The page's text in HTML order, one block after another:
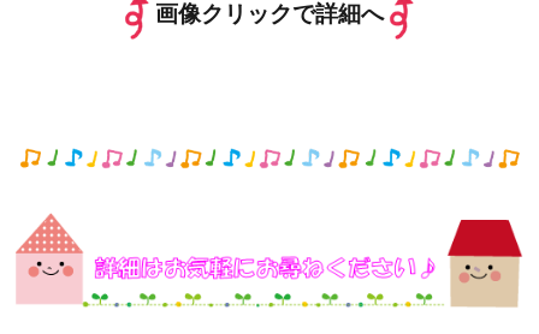
画像クリックで詳細へ